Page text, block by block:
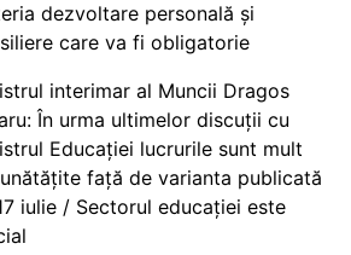
dezvoltare personală și
care va fi obligatorie
interimar al Muncii Dragos
În urma ultimelor discuții cu
Educației lucrurile sunt mult
față de varianta publicată
iulie / Sectorul educației este